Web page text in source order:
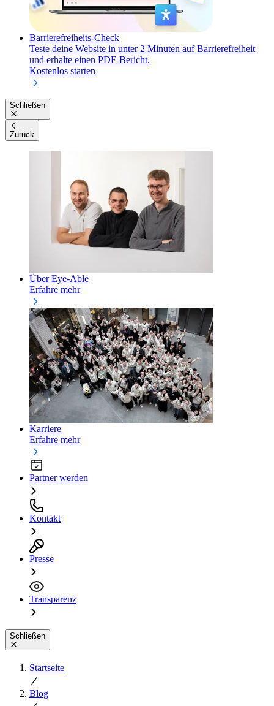
Barrierefreiheits-Check
Teste deine Website in unter 2 Minuten auf Barrierefreiheit
und erhalte einen PDF-Bericht.
Kostenlos starten
Schließen
Zurück
Über Eye-Able
Erfahre mehr
Karriere
Erfahre mehr
Partner werden
Kontakt
Presse
Transparenz
Schließen
Startseite
Blog